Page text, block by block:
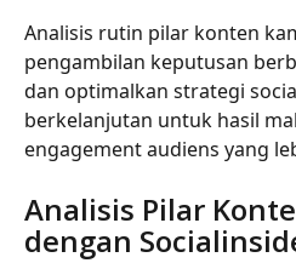
Analisis rutin pilar konten
pengambilan keputusan
dan optimalkan strategi
berkelanjutan untuk hasil
engagement audiens yang
Analisis Pilar
dengan